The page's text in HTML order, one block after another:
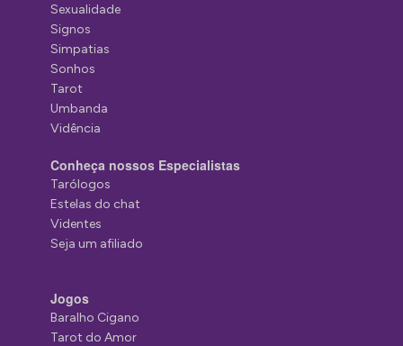
Sexualidade
Signos
Simpatias
Sonhos
Tarot
Umbanda
Vidência
Conheça nossos Especialistas
Tarólogos
Estelas do chat
Videntes
Seja um afiliado
Jogos
Baralho Cigano
Tarot do Amor